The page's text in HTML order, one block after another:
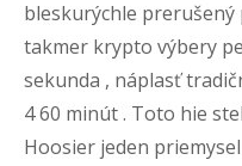
bleskurýchle
takmer krypto výbery
sekunda , náplasť
4 60 minút . Toto hie
Hoosier jeden